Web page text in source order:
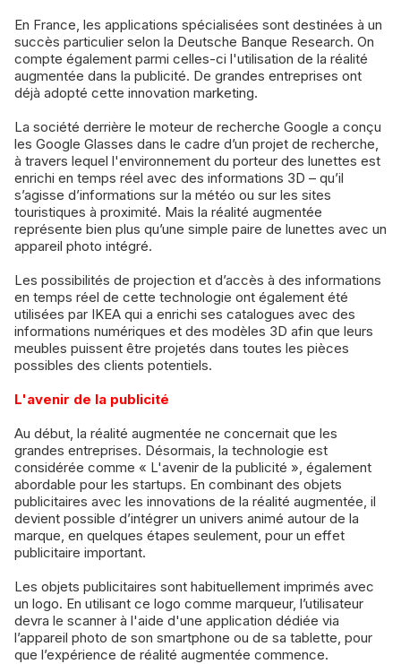
En France, les applications spécialisées sont destinées à un
succès particulier selon la Deutsche Banque Research. On
compte également parmi celles-ci l'utilisation de la réalité
augmentée dans la publicité. De grandes entreprises ont
déjà adopté cette innovation marketing.
La société derrière le moteur de recherche Google a conçu
les Google Glasses dans le cadre d’un projet de recherche,
à travers lequel l'environnement du porteur des lunettes est
enrichi en temps réel avec des informations 3D – qu’il
s’agisse d’informations sur la météo ou sur les sites
touristiques à proximité. Mais la réalité augmentée
représente bien plus qu’une simple paire de lunettes avec un
appareil photo intégré.
Les possibilités de projection et d’accès à des informations
en temps réel de cette technologie ont également été
utilisées par IKEA qui a enrichi ses catalogues avec des
informations numériques et des modèles 3D afin que leurs
meubles puissent être projetés dans toutes les pièces
possibles des clients potentiels.
L'avenir de la publicité
Au début, la réalité augmentée ne concernait que les
grandes entreprises. Désormais, la technologie est
considérée comme « L'avenir de la publicité », également
abordable pour les startups. En combinant des objets
publicitaires avec les innovations de la réalité augmentée, il
devient possible d’intégrer un univers animé autour de la
marque, en quelques étapes seulement, pour un effet
publicitaire important.
Les objets publicitaires sont habituellement imprimés avec
un logo. En utilisant ce logo comme marqueur, l’utilisateur
devra le scanner à l'aide d'une application dédiée via
l’appareil photo de son smartphone ou de sa tablette, pour
que l’expérience de réalité augmentée commence.